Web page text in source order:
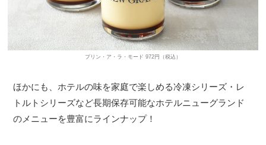
プリン・ア・ラ・モード 972円（税込）
ほかにも、ホテルの味を家庭で楽しめる冷凍シリーズ・レ
トルトシリーズなど長期保存可能なホテルニューグランド
のメニューを豊富にラインナップ！